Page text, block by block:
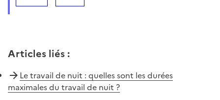
Articles liés :
Le travail de nuit : quelles sont les durées
maximales du travail de nuit ?